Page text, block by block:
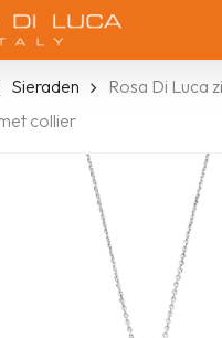
Sieraden
Rosa Di Luca
collier